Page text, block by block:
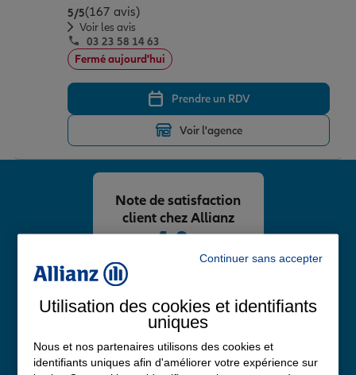
5/5Note de 5 sur 5
(167 avis)
Voir les avis
03 23 58 14 63
Fermé aujourd'hui
Prendre un RDV
Voir l'agence
4,8
Note de 4.8 sur 5
Note de satisfaction
client chez Allianz
Continuer sans accepter
Utilisation des cookies et identifiants
uniques
Nous et nos partenaires utilisons des cookies et
identifiants uniques afin d'améliorer votre expérience sur